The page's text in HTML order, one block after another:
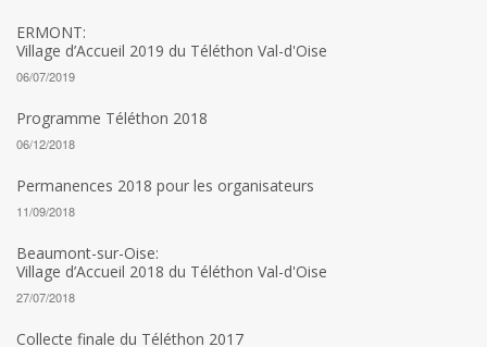
ERMONT:
Village d’Accueil 2019 du Téléthon Val-d'Oise
06/07/2019
Programme Téléthon 2018
06/12/2018
Permanences 2018 pour les organisateurs
11/09/2018
Beaumont-sur-Oise:
Village d’Accueil 2018 du Téléthon Val-d'Oise
27/07/2018
Collecte finale du Téléthon 2017